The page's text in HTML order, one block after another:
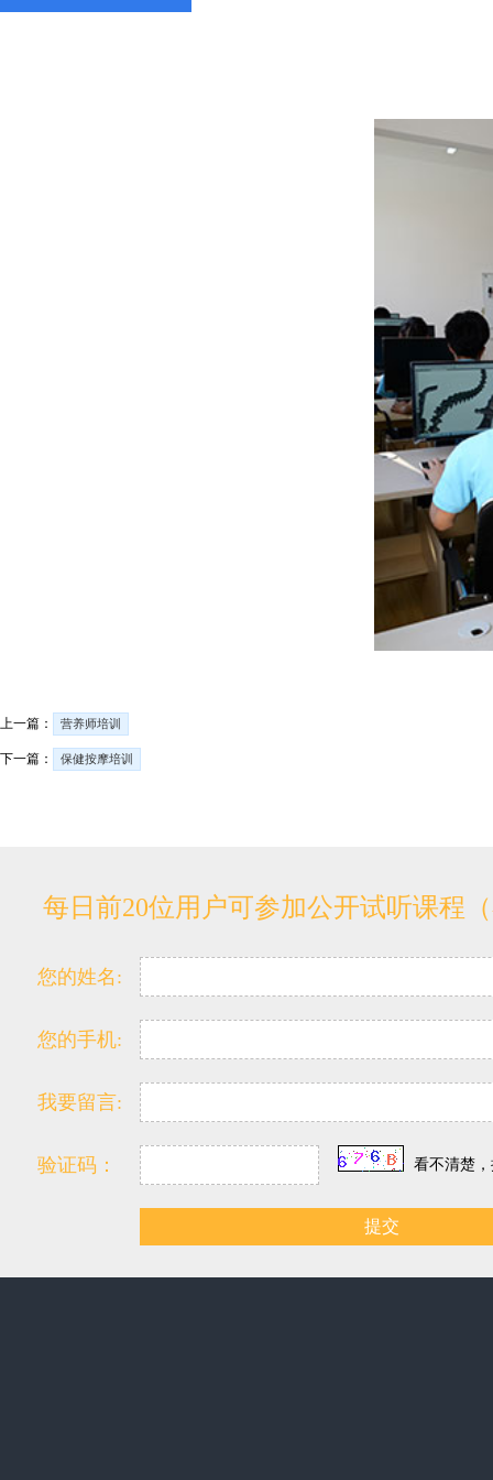
上一篇： 营养师培训
下一篇： 保健按摩培训
每日前20位用户可参加公开试听课程
您的姓名:
您的手机:
我要留言:
验证码： 看不清楚
提交